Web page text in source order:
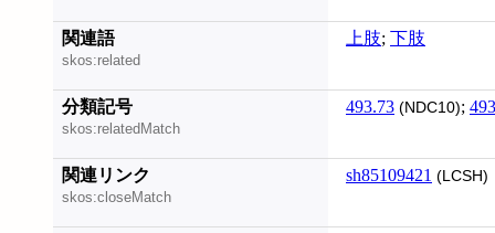
関連語
skos:related
上肢; 下肢
分類記号
skos:relatedMatch
493.73 (NDC10);
関連リンク
skos:closeMatch
sh85109421 (LCSH)